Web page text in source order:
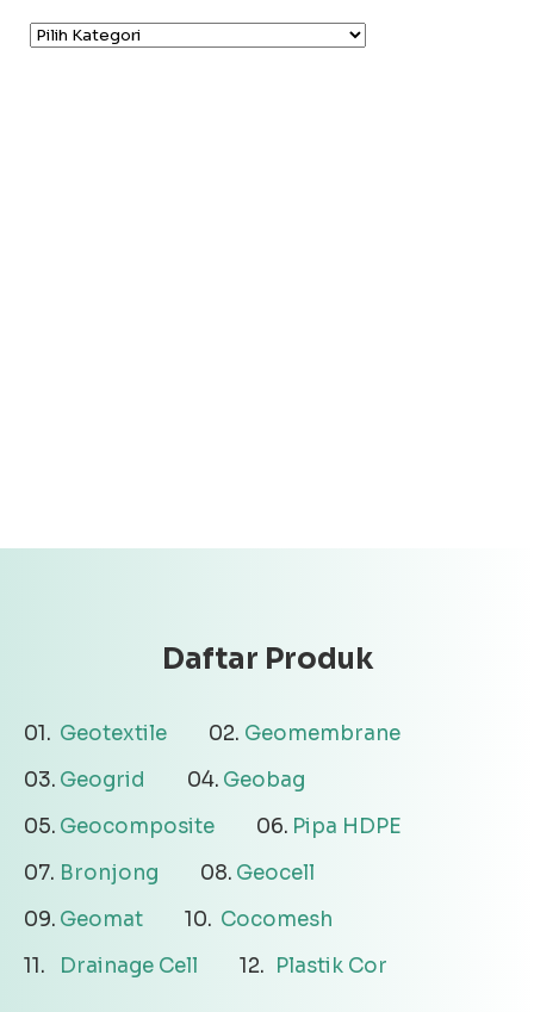
Kategori
Daftar Produk
Geotextile
Geomembrane
Geogrid
Geobag
Geocomposite
Pipa HDPE
Bronjong
Geocell
Geomat
Cocomesh
Drainage Cell
Plastik Cor